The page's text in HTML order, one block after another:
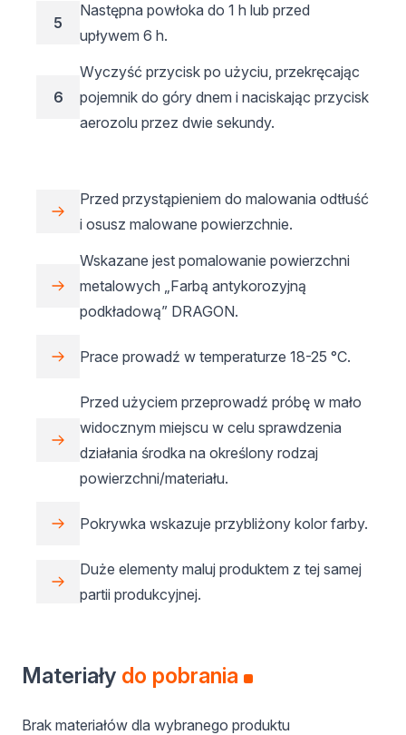
5
Następna powłoka do 1 h lub przed
upływem 6 h.
6
Wyczyść przycisk po użyciu, przekręcając
pojemnik do góry dnem i naciskając przycisk
aerozolu przez dwie sekundy.
Przed przystąpieniem do malowania odtłuść
i osusz malowane powierzchnie.
Wskazane jest pomalowanie powierzchni
metalowych „Farbą antykorozyjną
podkładową” DRAGON.
Prace prowadź w temperaturze 18-25 °C.
Przed użyciem przeprowadź próbę w mało
widocznym miejscu w celu sprawdzenia
działania środka na określony rodzaj
powierzchni/materiału.
Pokrywka wskazuje przybliżony kolor farby.
Duże elementy maluj produktem z tej samej
partii produkcyjnej.
Materiały do pobrania
Brak materiałów dla wybranego produktu